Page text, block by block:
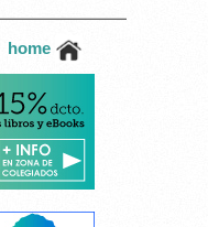
home